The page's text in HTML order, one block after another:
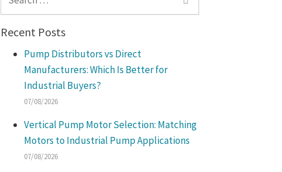
Recent Posts
Pump Distributors vs Direct
Manufacturers: Which Is Better for
Industrial Buyers?
07/08/2026
Vertical Pump Motor Selection: Matching
Motors to Industrial Pump Applications
07/08/2026